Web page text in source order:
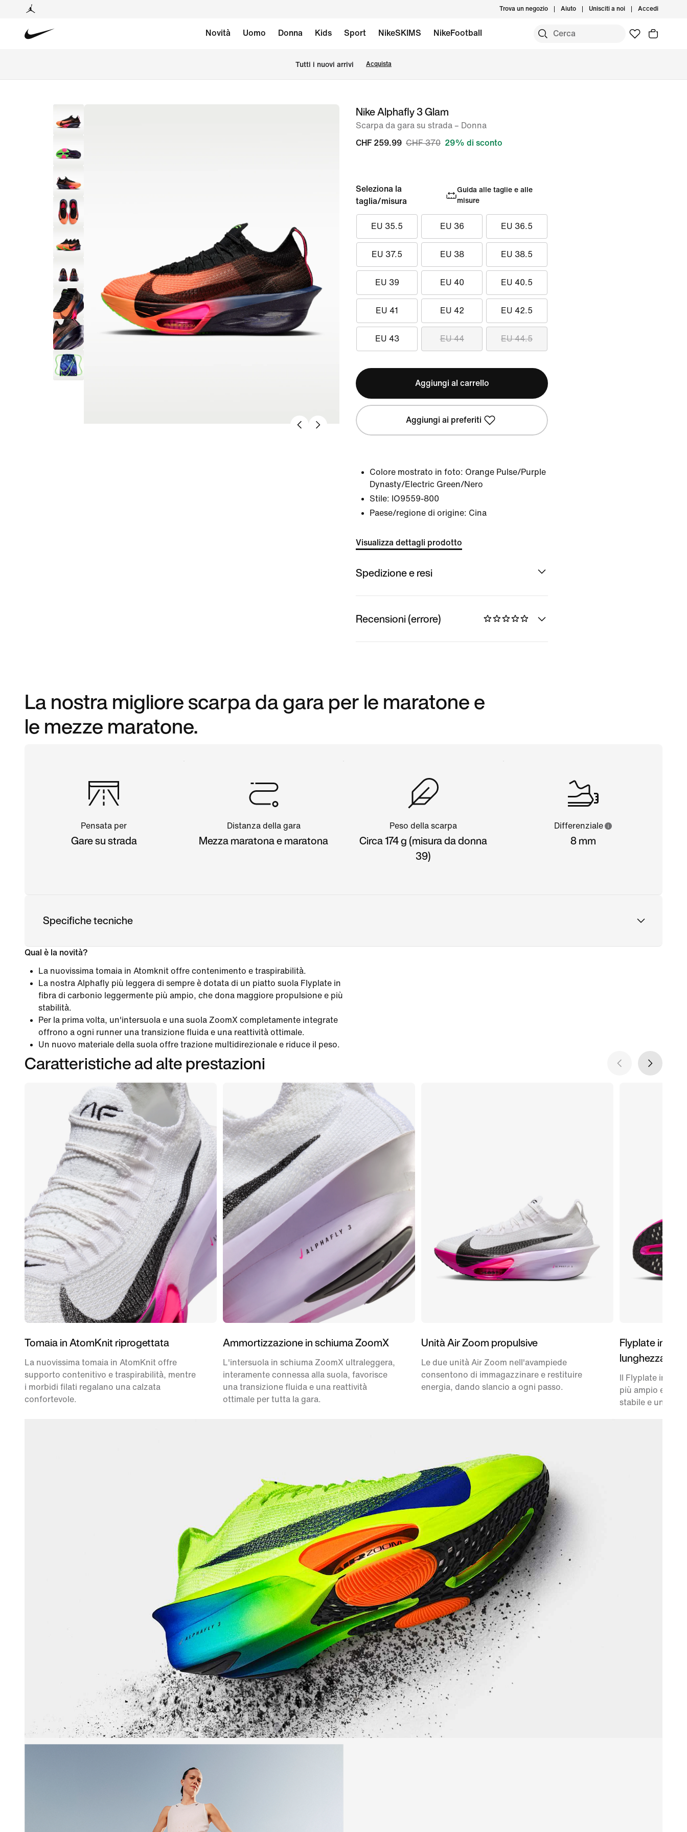
Trova un negozio Aiuto Unisciti a noi Accedi
Novità Uomo Donna Kids Sport NikeSKIMS NikeFootball
Tutti i nuovi arrivi Acquista
immagine
Nike Alphafly 3 Glam
Scarpa da gara su strada – Donna
CHF 259.99 CHF 370 29% di sconto
Seleziona la
taglia/misura
Guida alle taglie e alle
misure
EU 35.5 EU 36 EU 36.5
EU 37.5 EU 38 EU 38.5
EU 39 EU 40 EU 40.5
EU 41 EU 42 EU 42.5
EU 43 EU 44 EU 44.5
Aggiungi al carrello
Aggiungi ai preferiti
Colore mostrato in foto: Orange Pulse/Purple
Dynasty/Electric Green/Nero
Stile: IO9559-800
Paese/regione di origine: Cina
Visualizza dettagli prodotto
Spedizione e resi
Recensioni (errore)
La nostra migliore scarpa da gara per le maratone e
le mezze maratone.
Pensata per
Gare su strada
Distanza della gara
Mezza maratona e maratona
Peso della scarpa
Circa 174 g (misura da donna
39)
Differenziale
8 mm
Specifiche tecniche
Qual è la novità?
La nuovissima tomaia in Atomknit offre contenimento e traspirabilità.
La nostra Alphafly più leggera di sempre è dotata di un piatto suola Flyplate in
fibra di carbonio leggermente più ampio, che dona maggiore propulsione e più
stabilità.
Per la prima volta, un'intersuola e una suola ZoomX completamente integrate
offrono a ogni runner una transizione fluida e una reattività ottimale.
Un nuovo materiale della suola offre trazione multidirezionale e riduce il peso.
Caratteristiche ad alte prestazioni
Tomaia in AtomKnit riprogettata
La nuovissima tomaia in AtomKnit offre
supporto contenitivo e traspirabilità, mentre
i morbidi filati regalano una calzata
confortevole.
Ammortizzazione in schiuma ZoomX
L'intersuola in schiuma ZoomX ultraleggera,
interamente connessa alla suola, favorisce
una transizione fluida e una reattività
ottimale per tutta la gara.
Unità Air Zoom propulsive
Le due unità Air Zoom nell'avampiede
consentono di immagazzinare e restituire
energia, dando slancio a ogni passo.
Flyplate in
lunghezza
Il Flyplate in
più ampio e
stabile e una